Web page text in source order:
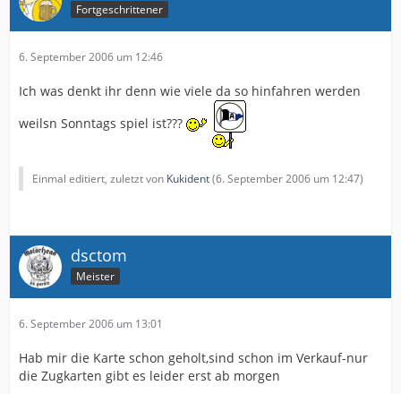
Fortgeschrittener
6. September 2006 um 12:46
Ich was denkt ihr denn wie viele da so hinfahren werden
weilsn Sonntags spiel ist???
Einmal editiert, zuletzt von Kukident(6. September 2006 um 12:47)
dsctom
Meister
6. September 2006 um 13:01
Hab mir die Karte schon geholt,sind schon im Verkauf-nur
die Zugkarten gibt es leider erst ab morgen